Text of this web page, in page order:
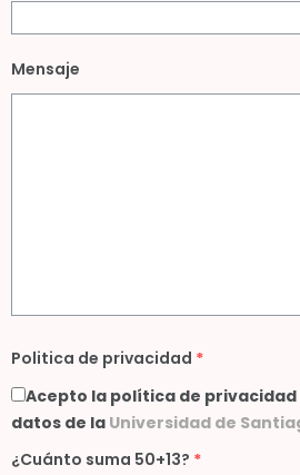
Mensaje
Politica de privacidad *
Acepto la política de
datos de la Universidad de
¿Cuánto suma 50+13? *